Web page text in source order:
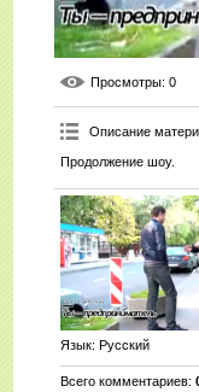
Просмотры: 0
Описание
Продолжение шоу.
Язык: Русский
Всего комментариев: